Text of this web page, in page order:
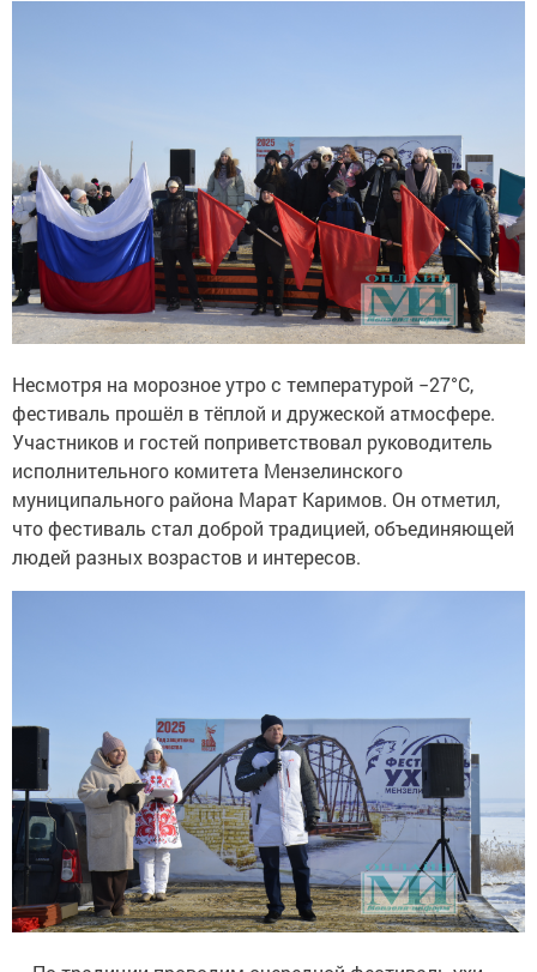
Несмотря на морозное утро с температурой −27°C,
фестиваль прошёл в тёплой и дружеской атмосфере.
Участников и гостей поприветствовал руководитель
исполнительного комитета Мензелинского
муниципального района Марат Каримов. Он отметил,
что фестиваль стал доброй традицией, объединяющей
людей разных возрастов и интересов.